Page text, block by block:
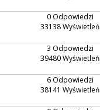
0 Odpowiedzi
33138 Wyświetleń
3 Odpowiedzi
39480 Wyświetleń
6 Odpowiedzi
38141 Wyświetleń